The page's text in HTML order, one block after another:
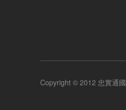
Copyright © 2012 忠實通